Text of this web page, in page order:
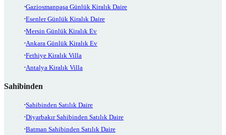
Gaziosmanpaşa Günlük Kiralık Daire
Esenler Günlük Kiralık Daire
Mersin Günlük Kiralık Ev
Ankara Günlük Kiralık Ev
Fethiye Kiralık Villa
Antalya Kiralık Villa
Sahibinden
Sahibinden Satılık Daire
Diyarbakır Sahibinden Satılık Daire
Batman Sahibinden Satılık Daire